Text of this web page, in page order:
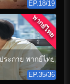
EP.18/19
ระกาย พากย์ไทย
EP.35/36
พากย์ไทย